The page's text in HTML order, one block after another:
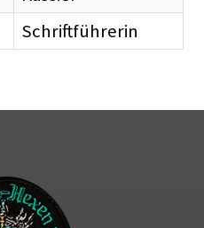
Schriftführerin